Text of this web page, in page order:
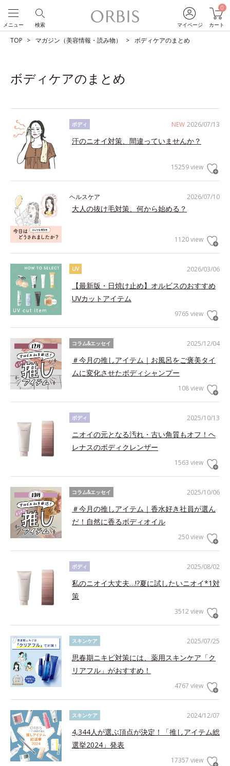
マイページ
0
カート
検索
メニュー
TOP マガジン（美容情報・読み物） ボディケアのまとめ
ボディケアのまとめ
NEW 2026/07/13
ボディ
汗のニオイ対策、間違っていませんか？
15259 view
2026/07/10
ヘルスケア
大人の抜け毛対策、何から始める？
1120 view
2026/03/06
UV
【最新版・日焼け止め】オルビスのおすすめ
UVカットアイテム
9765 view
2025/12/04
コラム&エッセイ
＃今月の推しアイテム｜お風呂をご褒美タイ
ムに変化させたボディシャンプー
108 view
2025/10/13
ボディ
ニオイの元となる汚れ・古い角質もオフ！ヘ
レナスのボディクレンザー
1563 view
2025/10/06
コラム&エッセイ
＃今月の推しアイテム｜香水好き社員が選ん
だ！自然に香るボディオイル
250 view
2025/08/02
ボディ
私のニオイ大丈夫…!?夏に試したいニオイ*1対
策
3512 view
2025/07/25
スキンケア
思春期ニキビ対策には、薬用スキンケア「ク
リアフル」がおすすめ！
4767 view
2024/12/07
スキンケア
4,344人が選ぶ頂点が決定！「推しアイテム総
選挙2024」発表
17357 view